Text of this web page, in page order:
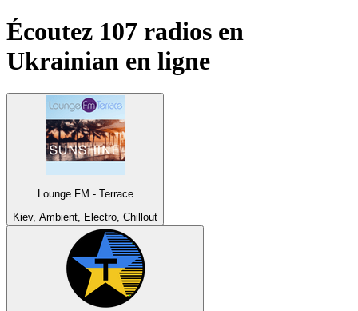
Écoutez 107 radios en
Ukrainian en ligne
Lounge FM - Terrace
Kiev, Ambient, Electro, Chillout